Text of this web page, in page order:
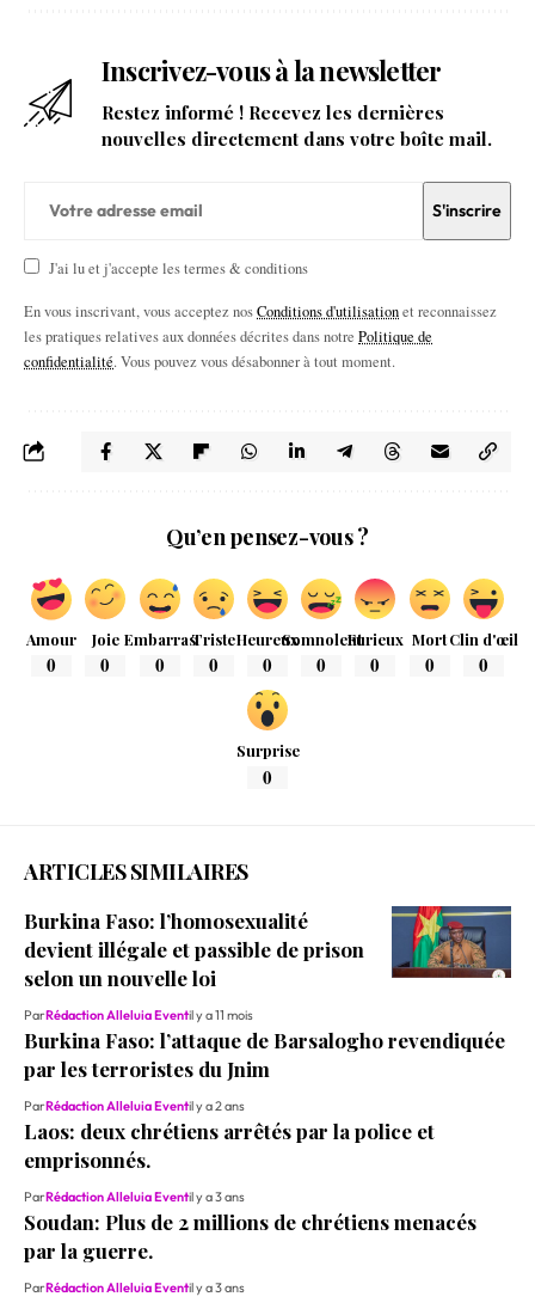
Inscrivez-vous à la newsletter
Restez informé ! Recevez les dernières
nouvelles directement dans votre boîte mail.
J'ai lu et j'accepte les termes & conditions
En vous inscrivant, vous acceptez nosConditions d'utilisationet reconnaissez
les pratiques relatives aux données décrites dans notre Politique de
confidentialité. Vous pouvez vous désabonner à tout moment.
Qu’en pensez-vous ?
Amour
0
Joie
0
Embarras
0
Triste
0
Heureux
0
Somnolent
0
Furieux
0
Mort
0
Clin d'œil
0
Surprise
0
ARTICLES SIMILAIRES
Burkina Faso: l’homosexualité
devient illégale et passible de prison
selon un nouvelle loi
ParRédaction Alleluia Eventil y a 11 mois
Burkina Faso: l’attaque de Barsalogho revendiquée
par les terroristes du Jnim
ParRédaction Alleluia Eventil y a 2 ans
Laos: deux chrétiens arrêtés par la police et
emprisonnés.
ParRédaction Alleluia Eventil y a 3 ans
Soudan: Plus de 2 millions de chrétiens menacés
par la guerre.
ParRédaction Alleluia Eventil y a 3 ans